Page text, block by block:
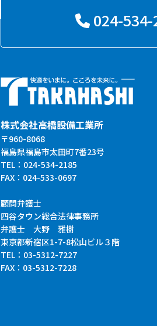
024-534-
株式会社高橋設備工業所
〒960-8068
福島県福島市太田町7番23号
TEL：024-534-2185
FAX：024-533-0697
顧問弁護士
四谷タウン総合法律事務所
弁護士 大野 雅樹
東京都新宿区1-7-8松山ビル３階
TEL：03-5312-7227
FAX：03-5312-7228